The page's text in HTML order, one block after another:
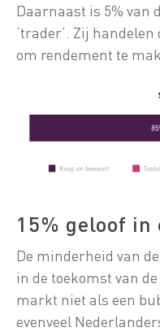
Daarnaast is 5% van
‘trader’. Zij
om rendement te
15% geloof
De minderheid van
in de toekomst van
markt niet als een
evenveel